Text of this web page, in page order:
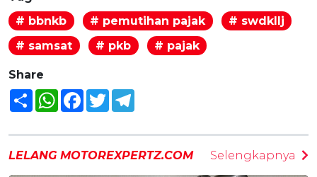
# bbnkb
# pemutihan pajak
# swdkllj
# samsat
# pkb # pajak
Share
Share WhatsAppFacebook
Twitter
LELANG MOTOREXPERTZ.COM Selengkapnya